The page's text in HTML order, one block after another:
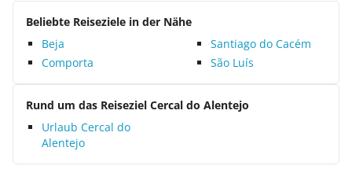
Beliebte Reiseziele in der Nähe
Beja
Santiago do Cacém
Comporta
São Luís
Rund um das Reiseziel Cercal do Alentejo
Urlaub Cercal do
Alentejo